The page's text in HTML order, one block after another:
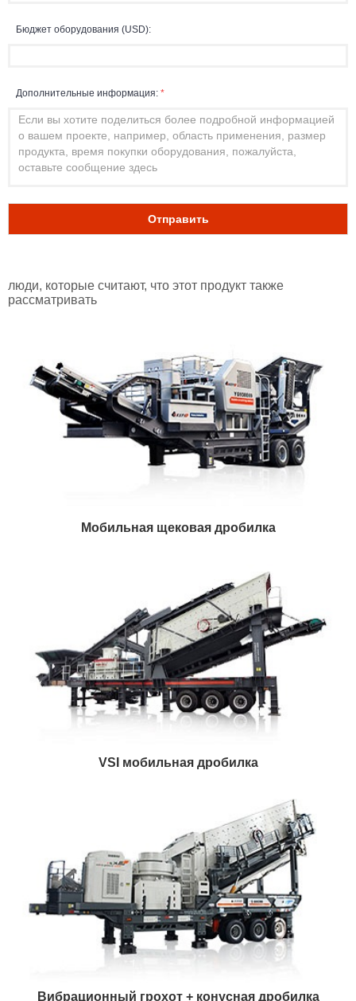
Бюджет оборудования (USD):
Дополнительные информация: *
Отправить
люди, которые считают, что этот продукт также
рассматривать
Мобильная щековая дробилка
VSI мобильная дробилка
Вибрационный грохот + конусная дробилка